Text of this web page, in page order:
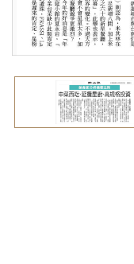
關於Yilan
個人著作
活動實況記錄
媒體報導一覽